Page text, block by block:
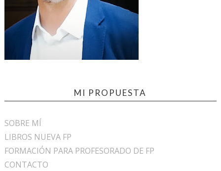
MI PROPUESTA
SOBRE MÍ
LIBROS NUEVA FP
FORMACIÓN PARA PROFESORADO DE FP
CONTACTO